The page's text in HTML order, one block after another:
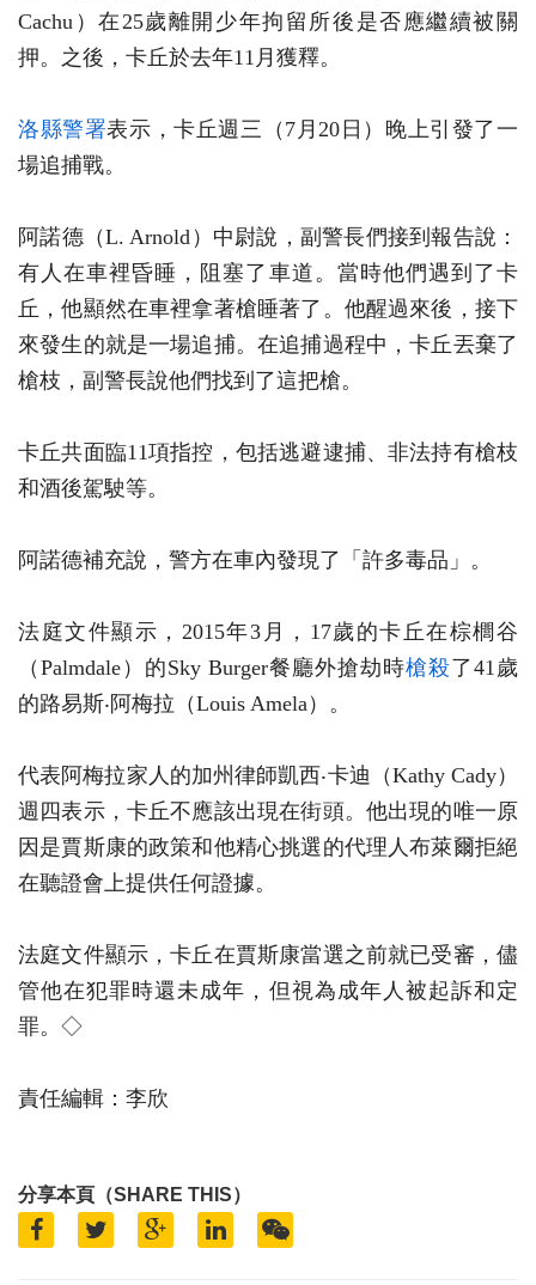
Cachu）在25歲離開少年拘留所後是否應繼續被關
押。之後，卡丘於去年11月獲釋。
洛縣警署表示，卡丘週三（7月20日）晚上引發了一
場追捕戰。
阿諾德（L. Arnold）中尉說，副警長們接到報告說：
有人在車裡昏睡，阻塞了車道。當時他們遇到了卡
丘，他顯然在車裡拿著槍睡著了。他醒過來後，接下
來發生的就是一場追捕。在追捕過程中，卡丘丟棄了
槍枝，副警長說他們找到了這把槍。
卡丘共面臨11項指控，包括逃避逮捕、非法持有槍枝
和酒後駕駛等。
阿諾德補充說，警方在車內發現了「許多毒品」。
法庭文件顯示，2015年3月，17歲的卡丘在棕櫚谷
（Palmdale）的Sky Burger餐廳外搶劫時槍殺了41歲
的路易斯‧阿梅拉（Louis Amela）。
代表阿梅拉家人的加州律師凱西‧卡迪（Kathy Cady）
週四表示，卡丘不應該出現在街頭。他出現的唯一原
因是賈斯康的政策和他精心挑選的代理人布萊爾拒絕
在聽證會上提供任何證據。
法庭文件顯示，卡丘在賈斯康當選之前就已受審，儘
管他在犯罪時還未成年，但視為成年人被起訴和定
罪。◇
責任編輯：李欣
分享本頁（SHARE THIS）